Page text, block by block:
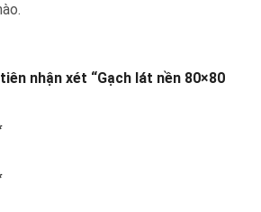
nhận xét “Gạch lát nền 80×80